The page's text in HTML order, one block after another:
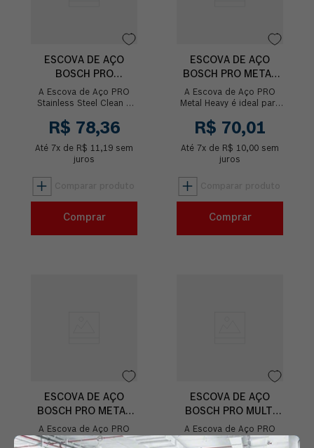
ESCOVA DE AÇO
BOSCH PRO
STAINLESS STEEL
CLEAN ONDULADO
A Escova de Aço PRO
Stainless Steel Clean é
limpeza em metais
proporcionando um bom
acabamento d...
R$ 78,36
Até 7x de R$ 11,19 sem
juros
Comprar
ESCOVA DE AÇO
BOSCH PRO METAL
HEAVY TRANÇADO
75MM
A Escova de Aço PRO
Metal Heavy é ideal para
metais proporcionando
um bom acabamento de
superfíc...
R$ 70,01
Até 7x de R$ 10,00 sem
juros
Comprar
ESCOVA DE AÇO
BOSCH PRO METAL
CLEAN ONDULADO
70MM
A Escova de Aço PRO
Metal Clean é ideal para
ESCOVA DE AÇO
BOSCH PRO MULTI
MATERIAL CLEAN
ONDULADO 75MM
A Escova de Aço PRO
Multi Material Clean é